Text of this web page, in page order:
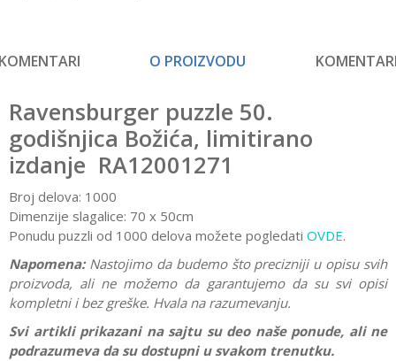
O PROIZVODU
Ravensburger puzzle 50.
godišnjica Božića, limitirano
izdanje RA12001271
Broj delova: 1000
Dimenzije slagalice: 70 x 50cm
Ponudu puzzli od 1000 delova možete pogledati OVDE.
Napomena: Nastojimo da budemo što precizniji u opisu svih
proizvoda, ali ne možemo da garantujemo da su svi opisi
kompletni i bez greške. Hvala na razumevanju.
Svi artikli prikazani na sajtu su deo naše ponude, ali ne
podrazumeva da su dostupni u svakom trenutku.